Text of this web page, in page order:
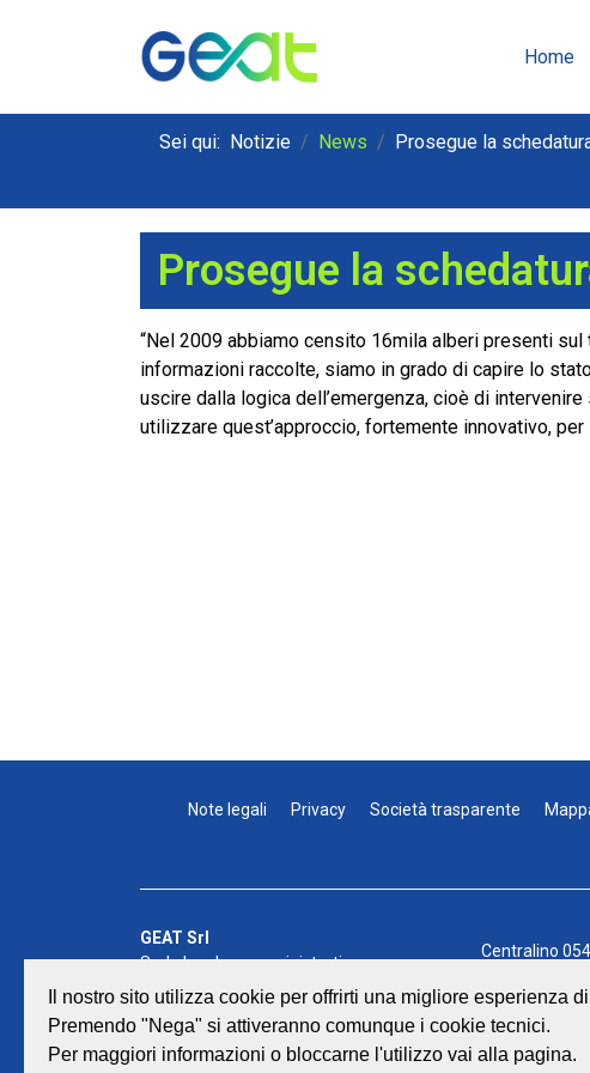
Home
Sei qui: Notizie News Prosegue la
Prosegue la
“Nel 2009 abbiamo censito 16mila alberi presenti
informazioni raccolte, siamo in grado di capire lo
uscire dalla logica dell’emergenza, cioè di
utilizzare quest’approccio, fortemente innovativo, per
Note legali Privacy Società trasparente
GEAT Srl
Sede legale e amministrativa:
Viale Lombardia 17 - 47838 Riccione
P.iva/Reg. Imp. Rimini n. 02418910408
Capitale sociale euro 12.233.943,00 I.V.
Centralino
E-mail:
©GEAT Srl
Il nostro sito utilizza cookie per offrirti una migliore esperienza
Premendo "Nega" si attiveranno comunque i cookie tecnici.
Per maggiori informazioni o bloccarne l'utilizzo vai alla pagina.